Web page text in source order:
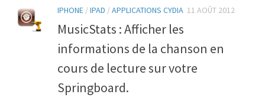
IPHONE /IPAD /APPLICATIONS CYDIA 11 AOÛT 2012
MusicStats : Afficher les
informations de la chanson en
cours de lecture sur votre
Springboard.